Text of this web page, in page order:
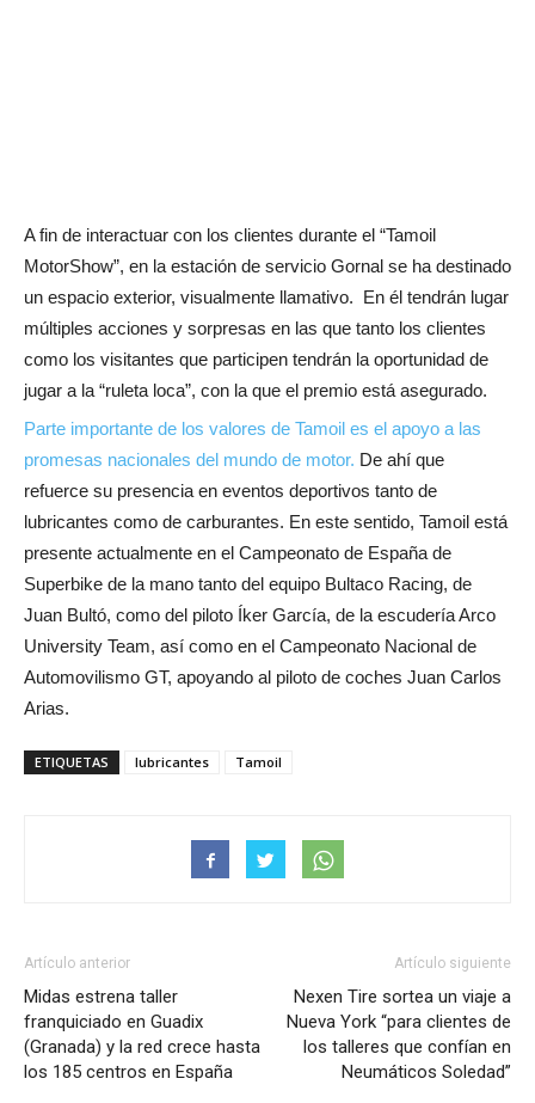
A fin de interactuar con los clientes durante el “Tamoil
MotorShow”, en la estación de servicio Gornal se ha destinado
un espacio exterior, visualmente llamativo. En él tendrán lugar
múltiples acciones y sorpresas en las que tanto los clientes
como los visitantes que participen tendrán la oportunidad de
jugar a la “ruleta loca”, con la que el premio está asegurado.
Parte importante de los valores de Tamoil es el apoyo a las
promesas nacionales del mundo de motor. De ahí que
refuerce su presencia en eventos deportivos tanto de
lubricantes como de carburantes. En este sentido, Tamoil está
presente actualmente en el Campeonato de España de
Superbike de la mano tanto del equipo Bultaco Racing, de
Juan Bultó, como del piloto Íker García, de la escudería Arco
University Team, así como en el Campeonato Nacional de
Automovilismo GT, apoyando al piloto de coches Juan Carlos
Arias.
ETIQUETAS lubricantes Tamoil
Artículo anterior
Midas estrena taller
franquiciado en Guadix
(Granada) y la red crece hasta
los 185 centros en España
Artículo siguiente
Nexen Tire sortea un viaje a
Nueva York “para clientes de
los talleres que confían en
Neumáticos Soledad”